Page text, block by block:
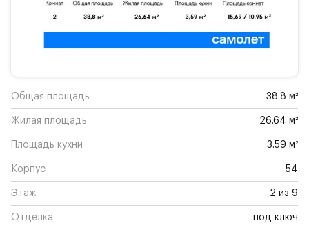
Общая площадь 38.8 м²
Жилая площадь 26.64 м²
Площадь кухни 3.59 м²
Корпус 54
Этаж 2 из 9
Отделка под ключ